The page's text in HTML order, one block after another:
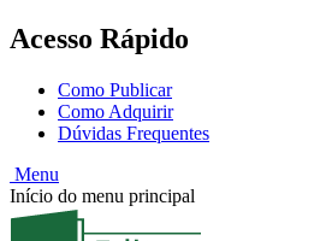
Acesso Rápido
Como Publicar
Como Adquirir
Dúvidas Frequentes
Menu
Início do menu principal